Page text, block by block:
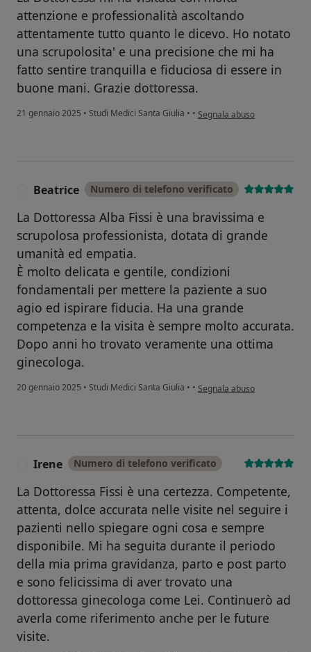
attenzione e professionalità ascoltando
attentamente tutto quanto le dicevo. Ho notato
una scrupolosita' e una precisione che mi ha
fatto sentire tranquilla e fiduciosa di essere in
buone mani. Grazie dottoressa.
21 gennaio 2025 • Studi Medici Santa Giulia • • secondo l'opinione dell'utente
Segnala abuso
Beatrice Numero di telefono verificato
La Dottoressa Alba Fissi è una bravissima e
scrupolosa professionista, dotata di grande
umanità ed empatia.
È molto delicata e gentile, condizioni
fondamentali per mettere la paziente a suo
agio ed ispirare fiducia. Ha una grande
competenza e la visita è sempre molto accurata.
Dopo anni ho trovato veramente una ottima
ginecologa.
20 gennaio 2025 • Studi Medici Santa Giulia • • secondo l'opinione
Segnala abuso
Irene Numero di telefono verificato
La Dottoressa Fissi è una certezza. Competente,
attenta, dolce accurata nelle visite nel seguire i
pazienti nello spiegare ogni cosa e sempre
disponibile. Mi ha seguita durante il periodo
della mia prima gravidanza, parto e post parto
e sono felicissima di aver trovato una
dottoressa ginecologa come Lei. Continuerò ad
averla come riferimento anche per le future
visite.